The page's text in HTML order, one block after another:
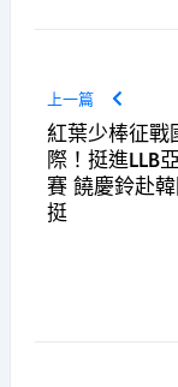
上一篇
紅葉少棒征戰
際！挺進LLB
賽 饒慶鈴赴
挺